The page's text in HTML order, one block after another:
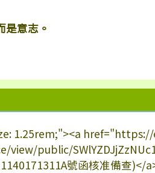
是意志。
1.25rem;"><a
public/
號函核准備查)</